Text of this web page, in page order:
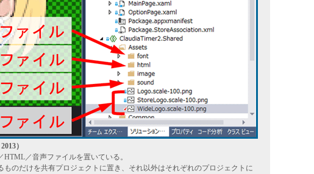
）
／音声ファイルを置いている。
ものだけを共有プロジェクトに置き、それ以外はそれぞれのプロジェクトに